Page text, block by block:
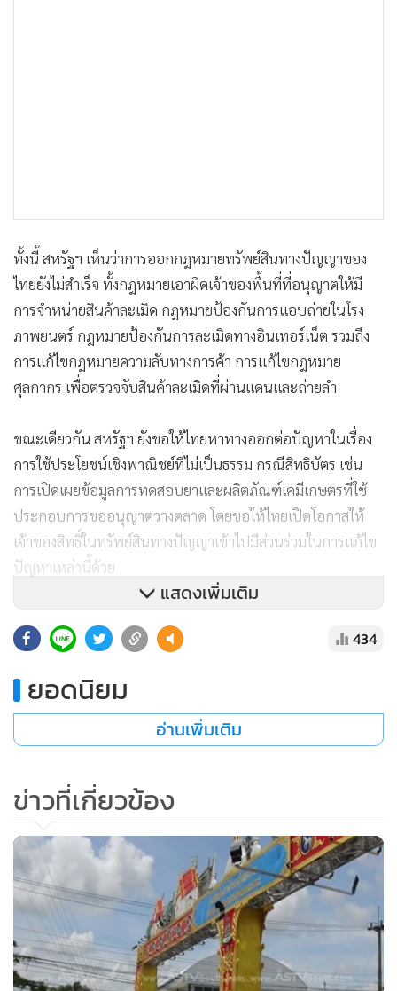
ทั้งนี้ สหรัฐฯ เห็นว่าการออกกฎหมายทรัพย์สินทางปัญญาของ
ไทยยังไม่สำเร็จ ทั้งกฎหมายเอาผิดเจ้าของพื้นที่ที่อนุญาตให้มี
การจำหน่ายสินค้าละเมิด กฎหมายป้องกันการแอบถ่ายในโรง
ภาพยนตร์ กฎหมายป้องกันการละเมิดทางอินเทอร์เน็ต รวมถึง
การแก้ไขกฎหมายความลับทางการค้า การแก้ไขกฎหมาย
ศุลกากร เพื่อตรวจจับสินค้าละเมิดที่ผ่านแดนและถ่ายลำ
ขณะเดียวกัน สหรัฐฯ ยังขอให้ไทยหาทางออกต่อปัญหาในเรื่อง
การใช้ประโยชน์เชิงพาณิชย์ที่ไม่เป็นธรรม กรณีสิทธิบัตร เช่น
การเปิดเผยข้อมูลการทดสอบยาและผลิตภัณฑ์เคมีเกษตรที่ใช้
ประกอบการขออนุญาตวางตลาด โดยขอให้ไทยเปิดโอกาสให้
เจ้าของสิทธิ์ในทรัพย์สินทางปัญญาเข้าไปมีส่วนร่วมในการแก้ไข
ปัญหาเหล่านี้ด้วย
อยู่นอกเหนือความคาดหมาย เพราะสิ่งที่สหรัฐฯ ต้องการมาก
อย่างเต็มที่ โดยขั้นตอนต้องใช้เวลา และพิจารณาอย่างรอบคอบ
เพื่อให้เกิดประโยชน์ต่อเศรษฐกิจและสังคม แต่เนื่องจากไทยมี
ปัญหาทางการเมือง ทำให้การพิจารณากฎหมายต้องหยุดชะงัก
กฎหมายทันทีเมื่อมีรัฐบาลใหม่
อย่างไรก็ตาม กรมฯ ยังคงยืนยันว่าไทยได้มีการดำเนินการป้องกัน
และปราบปรามการละเมิดทรัพย์สินทางปัญญาอย่างเต็มที่ โดยที่
ผ่านมาได้มีการจัดตั้งศูนย์ป้องปรามการละเมิดทรัพย์สินทาง
ปัญญาแห่งชาติ (NICE) ทำงานร่วมกับ 25 หน่วยงาน ในการเพิ่ม
ความเข้มงวดในการปราบปราม และยังมีการรณรงค์ป้องกันการ
ละเมิด ร่วมกับสถานเอกอัครราชทูตสหรัฐฯ ประจำประเทศไทย
แสดงเพิ่มเติม
434
ยอดนิยม
อ่านเพิ่มเติม
ข่าวที่เกี่ยวข้อง